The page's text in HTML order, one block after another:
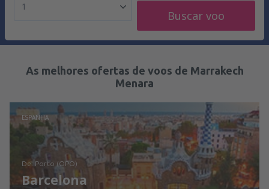
1
Buscar voo
As melhores ofertas de voos de Marrakech
Menara
ESPANHA
de: Porto (OPO)
Barcelona